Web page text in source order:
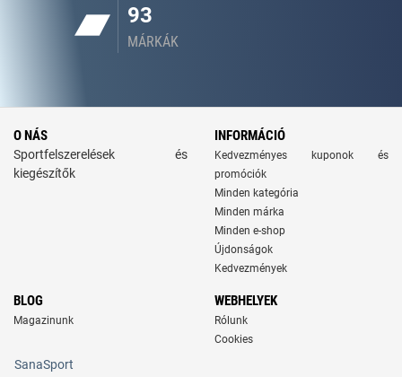
93
MÁRKÁK
O NÁS
Sportfelszerelések és
kiegészítők
INFORMÁCIÓ
Kedvezményes kuponok és
promóciók
Minden kategória
Minden márka
Minden e-shop
Újdonságok
Kedvezmények
BLOG
Magazinunk
WEBHELYEK
Rólunk
Cookies
SanaSport